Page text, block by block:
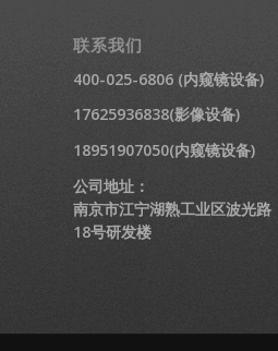
联系我们
400-025-6806 (内窥镜设备)
17625936838(影像设备)
18951907050(内窥镜设备)
公司地址：
南京市江宁湖熟工业区波光路
18号研发楼